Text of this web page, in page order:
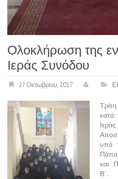
Ολοκλήρωση της
Ιεράς Συνόδου
27 Οκτωβρίου, 2017
κατά
υπό
Πάπα
και
Β΄.